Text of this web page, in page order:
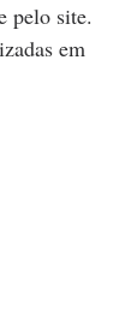
pelo site.
em